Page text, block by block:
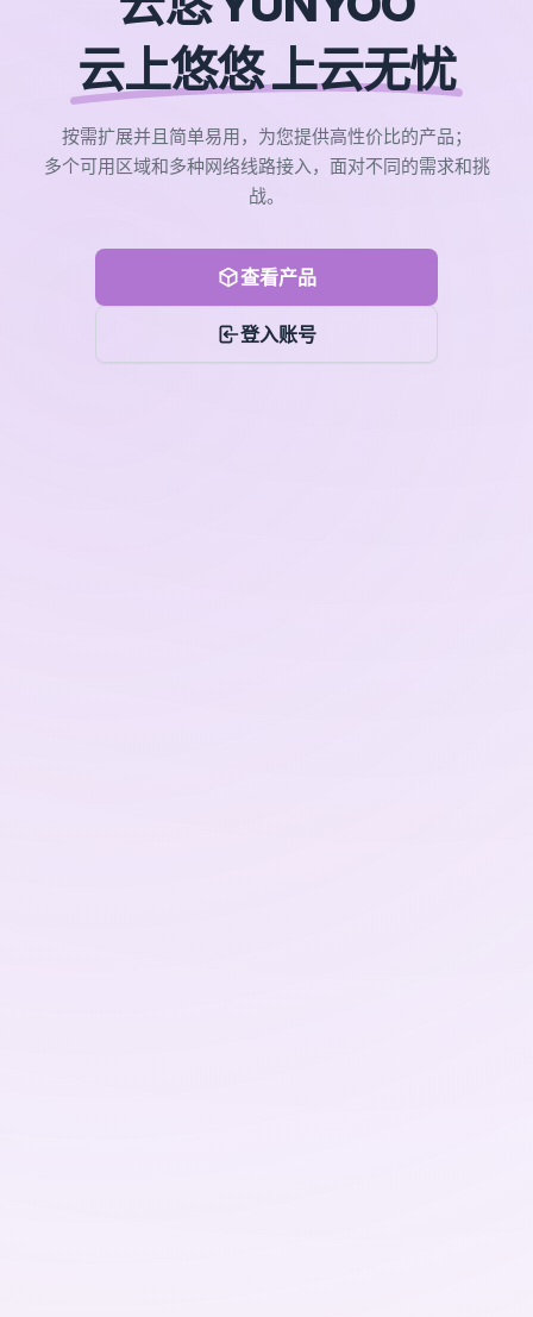
云上悠悠 上云无忧
按需扩展并且简单易用，为您提供高性价比的产品；
多个可用区域和多种网络线路接入，面对不同的需求和挑
战。
查看产品
登入账号